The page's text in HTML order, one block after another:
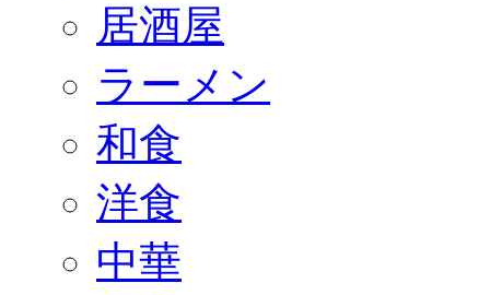
居酒屋
ラーメン
和食
洋食
中華